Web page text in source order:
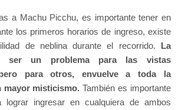
a Machu Picchu, es importante tener en
los primeros horarios de ingreso, existe
de neblina durante el recorrido. La
ser un problema para las vistas
pero para otros, envuelve a toda la
mayor misticismo. También es importante
lograr ingresar en cualquiera de ambos